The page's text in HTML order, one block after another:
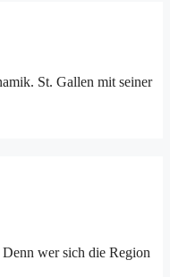
St. Gallen mit seiner
wer sich die Region